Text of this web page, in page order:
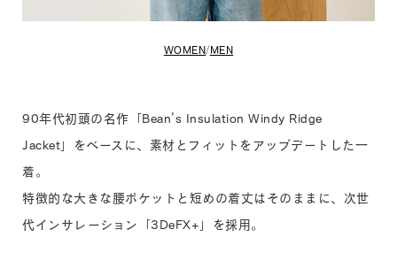
WOMEN/ MEN
90年代初頭の名作「Bean’s Insulation Windy Ridge
Jacket」をベースに、素材とフィットをアップデートした一
着。
特徴的な大きな腰ポケットと短めの着丈はそのままに、次世
代インサレーション「3DeFX+」を採用。